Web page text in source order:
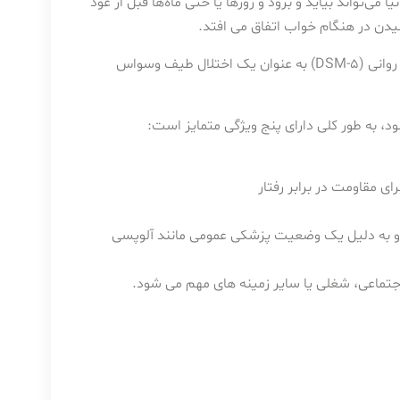
در هنگام خواب اتفاق می افتد.
وسواس کندن مو در جدیدترین راهنمای تشخیصی و آماری اختلالات روانی (DSM-5) به عنوان یک اختلال طیف وسواس
به طور کلی دارای پنج ویژگی متمایز است:
مقاومت در برابر رفتار
و به دلیل یک وضعیت پزشکی عمومی مانند آلوپسی
اجتماعی، شغلی یا سایر زمینه های مهم می شود.